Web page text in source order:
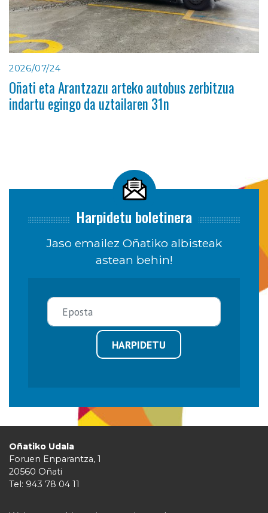
2026/07/24
Oñati eta Arantzazu arteko autobus zerbitzua
indartu egingo da uztailaren 31n
Harpidetu boletinera
Jaso emailez Oñatiko albisteak
astean behin!
HARPIDETU
Oñatiko Udala
Foruen Enparantza, 1
20560 Oñati
Tel: 943 78 04 11